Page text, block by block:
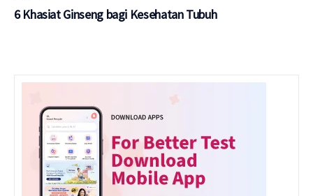
6 Khasiat Ginseng bagi Kesehatan Tubuh